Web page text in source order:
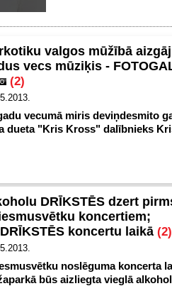
valgos mūžībā
vecs mūziķis -
(2)
vecumā miris deviņdesmito
dueta "Kris Kross" dalībnieks
DRĪKSTĒS dzert
koncertiem;
koncertu laikā (2)
noslēguma koncerta
būs aizliegta vieglā